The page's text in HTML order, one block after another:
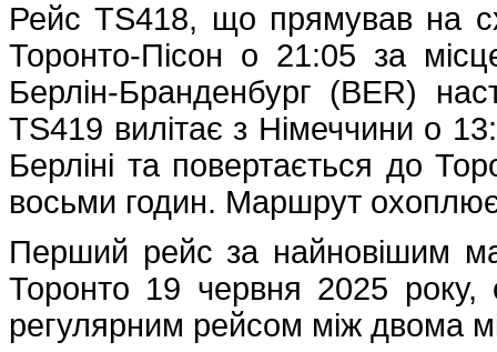
Рейс TS418, що прямував на
Торонто-Пісон о 21:05 за
Берлін-Бранденбург (BER)
TS419 вилітає з Німеччини о
Берліні та повертається до
восьми годин. Маршрут
Перший рейс за найновішим
Торонто 19 червня 2025
регулярним рейсом між двома